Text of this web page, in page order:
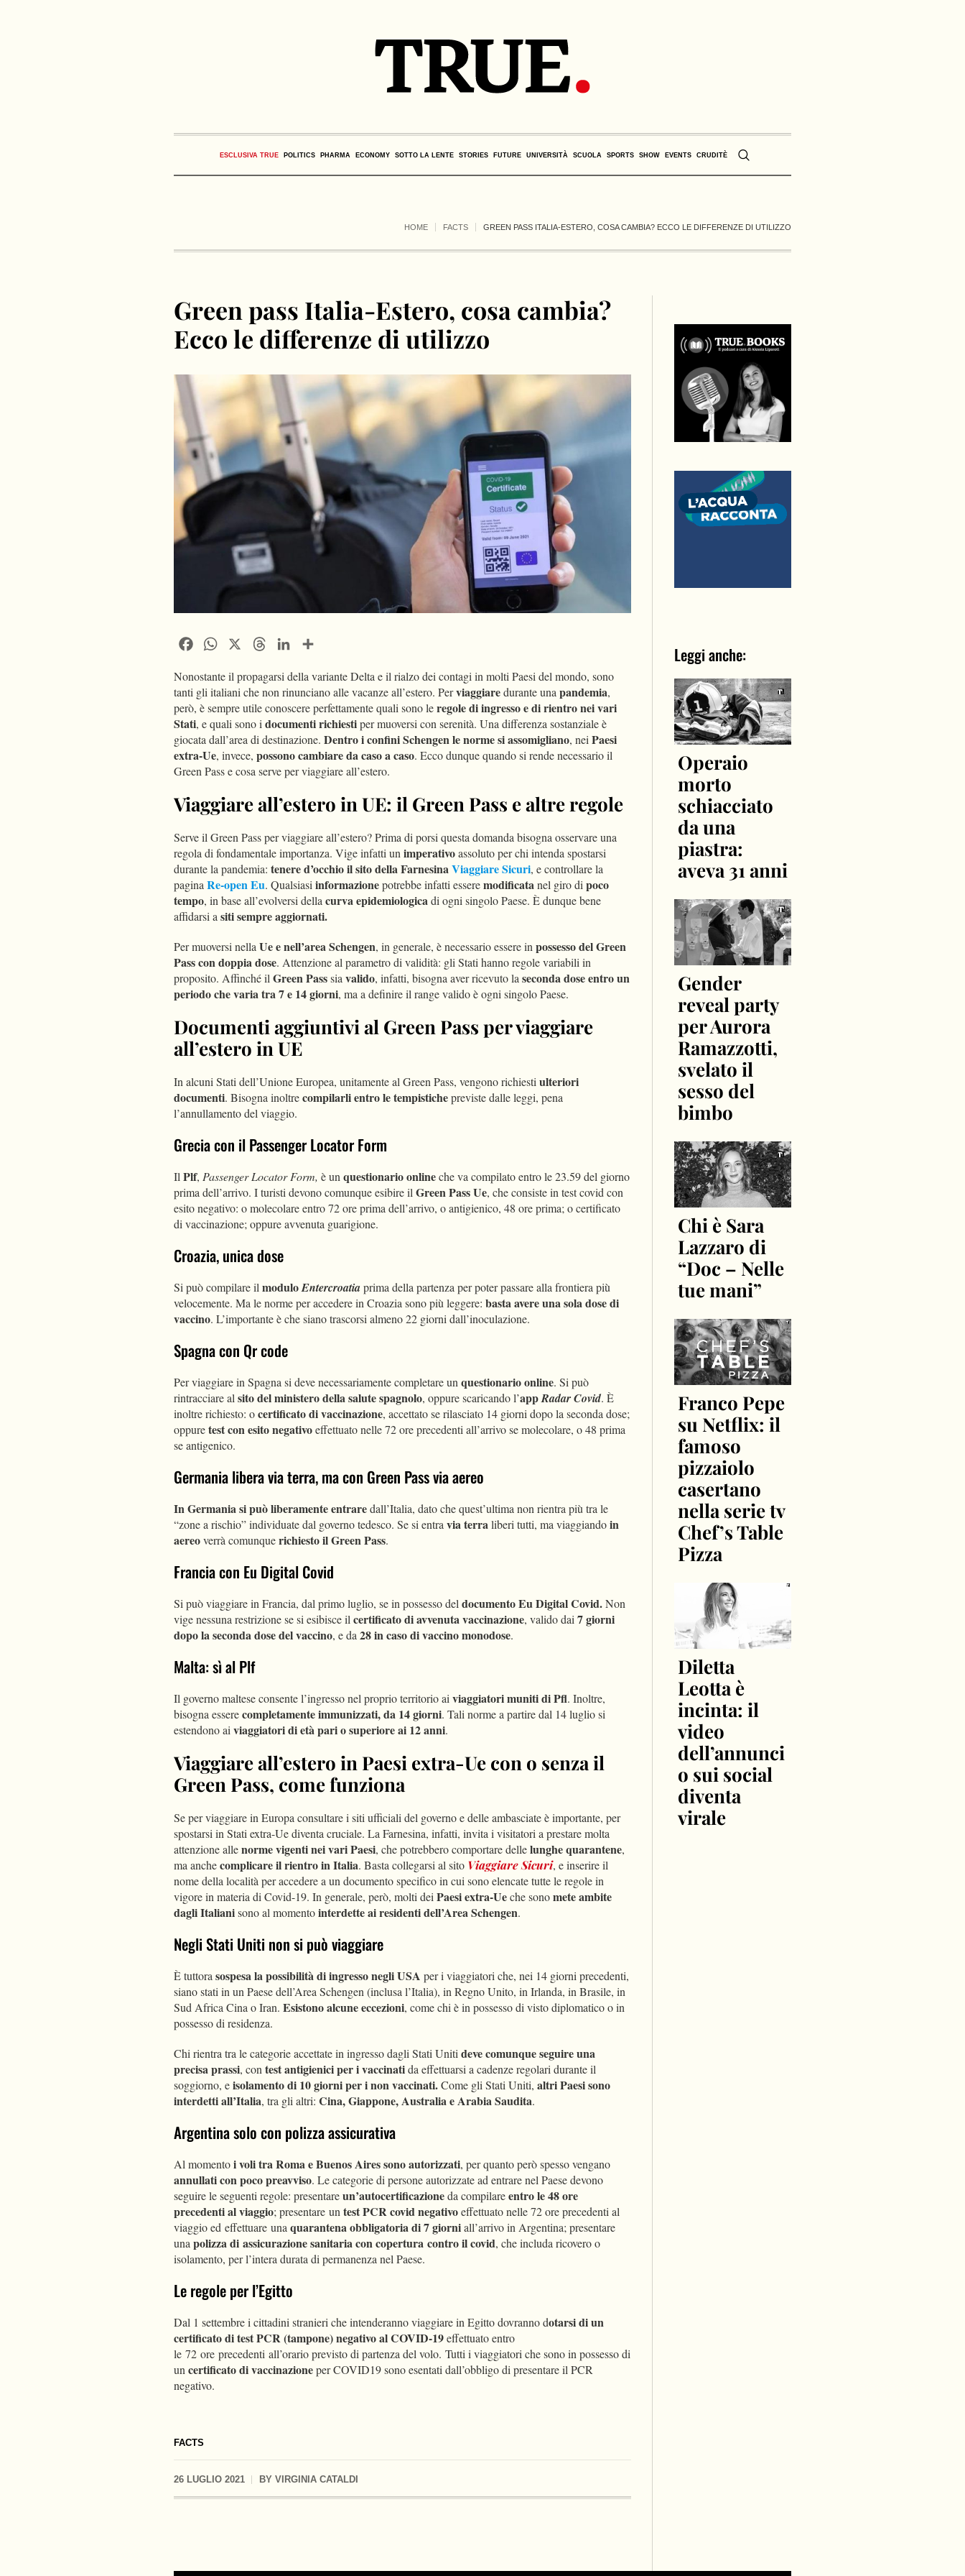
ESCLUSIVA TRUE POLITICS PHARMA ECONOMY SOTTO LA LENTE STORIES FUTURE UNIVERSITÀ SCUOLA SPORTS SHOW EVENTS CRUDITÈ
HOME FACTS GREEN PASS ITALIA-ESTERO, COSA CAMBIA? ECCO LE DIFFERENZE DI UTILIZZO
FACTS
Green pass Italia-Estero, cosa cambia?
Ecco le differenze di utilizzo
26 LUGLIO 2021 BY VIRGINIA CATALDI
FacebookWhatsApp ThreadsLinkedIn
Nonostante il propagarsi della variante Delta e il rialzo dei contagi in molti Paesi del mondo, sono
tanti gli italiani che non rinunciano alle vacanze all’estero. Perviaggiaredurante unapandemia,
però, è sempre utile conoscere perfettamente quali sono leregole di ingresso e di rientro nei vari
Stati, e quali sono idocumenti richiestiper muoversi con serenità. Una differenza sostanziale è
giocata dall’area di destinazione. Dentro i confini Schengen le norme si assomigliano, neiPaesi
extra-Ue, invece, possono cambiare da caso a caso. Ecco dunque quando si rende necessario il
Green Pass e cosa serve per viaggiare all’estero.
Viaggiare all’estero in UE: il Green Pass e altre regole
Serve il Green Pass per viaggiare all’estero? Prima di porsi questa domanda bisogna osservare una
regola di fondamentale importanza. Vige infatti unimperativoassoluto per chi intenda spostarsi
durante la pandemia: tenere d’occhio il sito della FarnesinaViaggiare Sicuri, e controllare la
paginaRe-open Eu. Qualsiasiinformazionepotrebbe infatti esseremodificatanel giro dipoco
tempo, in base all’evolversi dellacurva epidemiologicadi ogni singolo Paese. È dunque bene
affidarsi asiti sempre aggiornati.
Per muoversi nellaUe e nell’area Schengen, in generale, è necessario essere inpossesso del Green
Pass con doppia dose. Attenzione al parametro di validità: gli Stati hanno regole variabili in
proposito. Affinché ilGreen Passsiavalido, infatti, bisogna aver ricevuto laseconda dose entro un
periodo che varia tra 7 e 14 giorni, ma a definire il range valido è ogni singolo Paese.
Documenti aggiuntivi al Green Pass per viaggiare
all’estero in UE
In alcuni Stati dell’Unione Europea, unitamente al Green Pass, vengono richiestiulteriori
documenti. Bisogna inoltrecompilarli entro le tempistichepreviste dalle leggi, pena
l’annullamento del viaggio.
Grecia con il Passenger Locator Form
IlPlf, Passenger Locator Form, è unquestionario onlineche va compilato entro le 23.59 del giorno
prima dell’arrivo. I turisti devono comunque esibire ilGreen Pass Ue, che consiste in test covid con
esito negativo: o molecolare entro 72 ore prima dell’arrivo, o antigienico, 48 ore prima; o certificato
di vaccinazione; oppure avvenuta guarigione.
Croazia, unica dose
Si può compilare ilmoduloEntercroatiaprima della partenza per poter passare alla frontiera più
velocemente. Ma le norme per accedere in Croazia sono più leggere: basta avere una sola dose di
vaccino. L’importante è che siano trascorsi almeno 22 giorni dall’inoculazione.
Spagna con Qr code
Per viaggiare in Spagna si deve necessariamente completare unquestionario online. Si può
rintracciare alsito del ministero della salute spagnolo, oppure scaricando l’appRadar Covid. È
inoltre richiesto: ocertificato di vaccinazione, accettato se rilasciato 14 giorni dopo la seconda dose;
oppuretest con esito negativoeffettuato nelle 72 ore precedenti all’arrivo se molecolare, o 48 prima
se antigenico.
Germania libera via terra, ma con Green Pass via aereo
In Germania si può liberamente entraredall’Italia, dato che quest’ultima non rientra più tra le
“zone a rischio” individuate dal governo tedesco. Se si entravia terraliberi tutti, ma viaggiandoin
aereoverrà comunquerichiesto il Green Pass.
Francia con Eu Digital Covid
Si può viaggiare in Francia, dal primo luglio, se in possesso deldocumento Eu Digital Covid.Non
vige nessuna restrizione se si esibisce ilcertificato di avvenuta vaccinazione, valido dai7 giorni
dopo la seconda dose del vaccino, e da28 in caso di vaccino monodose.
Malta: sì al Plf
Il governo maltese consente l’ingresso nel proprio territorio aiviaggiatori muniti di Pfl. Inoltre,
bisogna esserecompletamente immunizzati, da 14 giorni. Tali norme a partire dal 14 luglio si
estendono aiviaggiatori di età pari o superiore ai 12 anni.
Viaggiare all’estero in Paesi extra-Ue con o senza il
Green Pass, come funziona
Se per viaggiare in Europa consultare i siti ufficiali del governo e delle ambasciate è importante, per
spostarsi in Stati extra-Ue diventa cruciale. La Farnesina, infatti, invita i visitatori a prestare molta
attenzione allenorme vigenti nei vari Paesi, che potrebbero comportare dellelunghe quarantene,
ma anchecomplicare il rientro in Italia. Basta collegarsi al sito Viaggiare Sicuri, e inserire il
nome della località per accedere a un documento specifico in cui sono elencate tutte le regole in
vigore in materia di Covid-19. In generale, però, molti deiPaesi extra-Ueche sonomete ambite
dagli Italianisono al momentointerdette ai residenti dell’Area Schengen.
Negli Stati Uniti non si può viaggiare
È tuttorasospesa la possibilità di ingresso negli USA per i viaggiatori che, nei 14 giorni precedenti,
siano stati in un Paese dell’Area Schengen (inclusa l’Italia), in Regno Unito, in Irlanda, in Brasile, in
Sud Africa Cina o Iran. Esistono alcune eccezioni, come chi è in possesso di visto diplomatico o in
possesso di residenza.
Chi rientra tra le categorie accettate in ingresso dagli Stati Unitideve comunque seguire una
precisa prassi, contest antigienici per i vaccinatida effettuarsi a cadenze regolari durante il
soggiorno, eisolamento di 10 giorni per i non vaccinati.Come gli Stati Uniti, altri Paesi sono
interdetti all’Italia, tra gli altri: Cina, Giappone, Australia e Arabia Saudita.
Argentina solo con polizza assicurativa
Al momentoi voli tra Roma e Buenos Aires sono autorizzati, per quanto però spesso vengano
annullati con poco preavviso. Le categorie di persone autorizzate ad entrare nel Paese devono
seguire le seguenti regole: presentareun’autocertificazioneda compilareentro le 48 ore
precedenti al viaggio; presentare untest PCR covid negativoeffettuato nelle 72 ore precedenti al
viaggio ed effettuare unaquarantena obbligatoria di 7 giorniall’arrivo in Argentina; presentare
unapolizza di assicurazione sanitaria con copertura contro il covid, che includa ricovero o
isolamento, per l’intera durata di permanenza nel Paese.
Le regole per l’Egitto
Dal 1 settembre i cittadini stranieri che intenderanno viaggiare in Egitto dovranno dotarsi di un
certificato di test PCR (tampone) negativo al COVID-19effettuato entro
le 72 ore precedenti all’orario previsto di partenza del volo. Tutti i viaggiatori che sono in possesso di
uncertificato di vaccinazioneper COVID19 sono esentati dall’obbligo di presentare il PCR
negativo.
Leggi anche:
Operaio
morto
schiacciato
da una
piastra:
aveva 31 anni
Gender
reveal party
per Aurora
Ramazzotti,
svelato il
sesso del
bimbo
Chi è Sara
Lazzaro di
“Doc – Nelle
tue mani”
Franco Pepe
su Netflix: il
famoso
pizzaiolo
casertano
nella serie tv
Chef’s Table
Pizza
Diletta
Leotta è
incinta: il
video
dell’annunci
o sui social
diventa
virale